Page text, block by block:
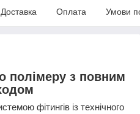
Доставка Оплата Умови
полімеру з повним
фітингів із технічного